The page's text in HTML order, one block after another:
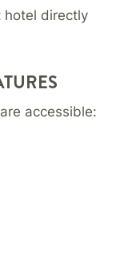
hotel directly
accessible: